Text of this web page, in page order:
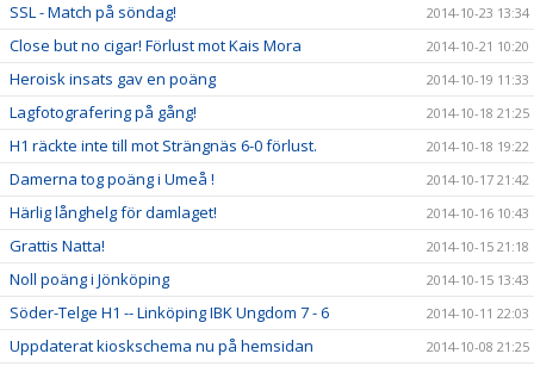
SSL - Match på söndag! 2014-10-23 13:34
Close but no cigar! Förlust mot Kais Mora 2014-10-21 10:20
Heroisk insats gav en poäng 2014-10-19 11:33
Lagfotografering på gång! 2014-10-18 21:25
H1 räckte inte till mot Strängnäs 6-0 förlust. 2014-10-18 19:22
Damerna tog poäng i Umeå ! 2014-10-17 21:42
Härlig långhelg för damlaget! 2014-10-16 10:43
Grattis Natta! 2014-10-15 21:18
Noll poäng i Jönköping 2014-10-15 13:43
Söder-Telge H1 -- Linköping IBK Ungdom 7 - 6 2014-10-11 22:03
Uppdaterat kioskschema nu på hemsidan 2014-10-08 21:25